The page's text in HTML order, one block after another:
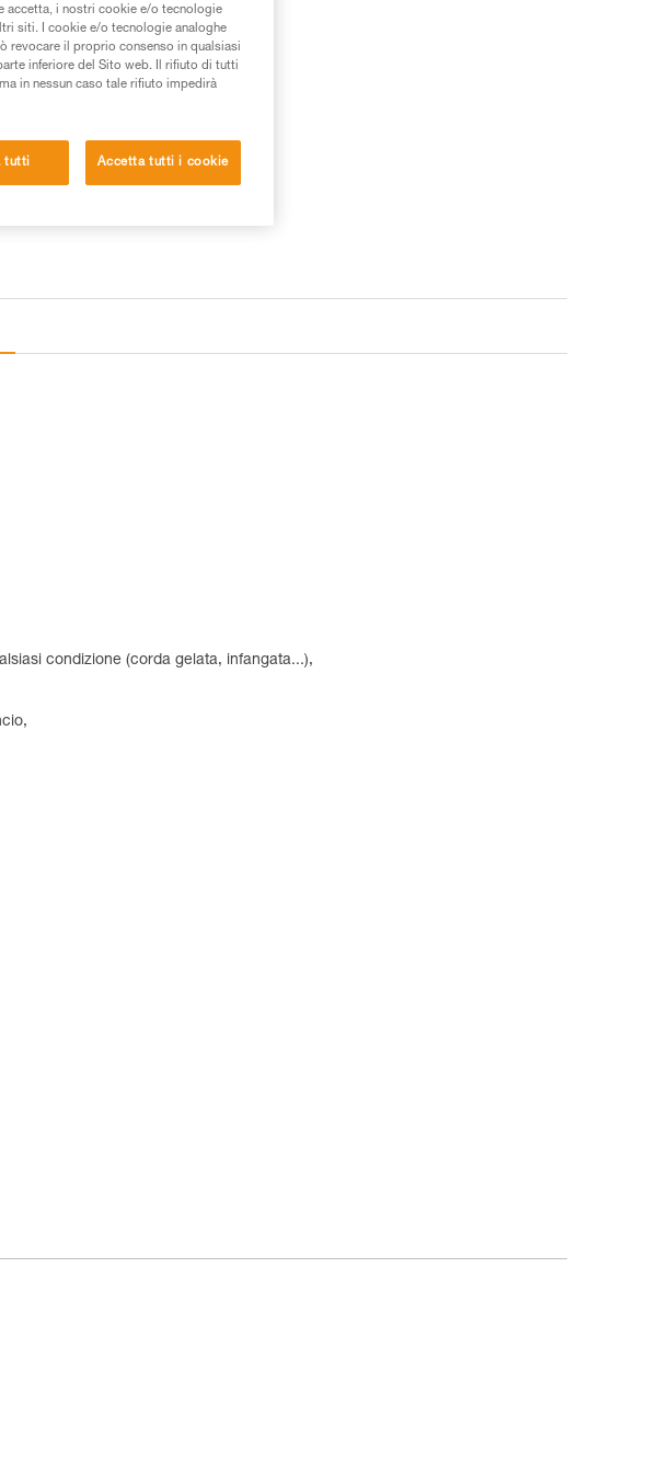
condizione (corda gelata, infangata...),
accetta, i nostri cookie e/o tecnologie
siti. I cookie e/o tecnologie analoghe
revocare il proprio consenso in qualsiasi
inferiore del Sito web. Il rifiuto di tutti
in nessun caso tale rifiuto impedirà
tutti Accetta tutti i cookie